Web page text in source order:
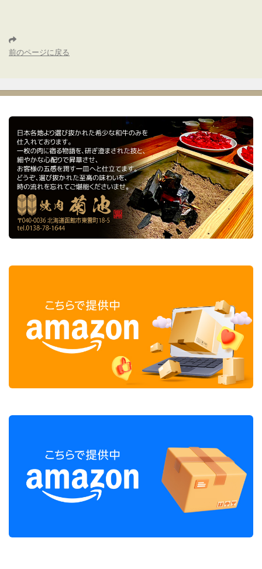
前のページに戻る